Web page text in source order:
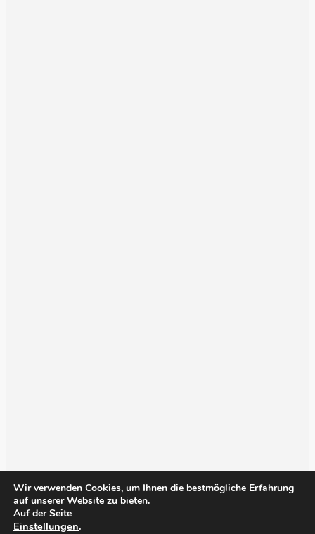
Wir verwenden Cookies, um Ihnen die bestmögliche Erfahrung
auf unserer Website zu bieten.
Auf der Seite
Einstellungen.